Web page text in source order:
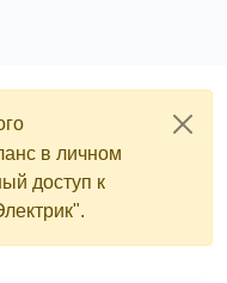
в личном
доступ к